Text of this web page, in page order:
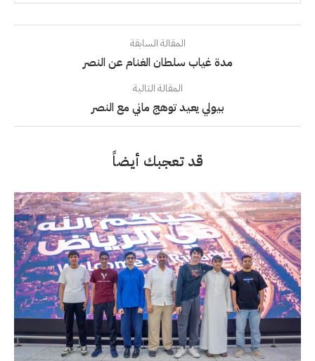
المقالة السابقة
مدة غياب سلطان الغنام عن النصر
المقالة التالية
بيولي يعيد توهج ماني مع النصر
قد تعجبك أيضاً